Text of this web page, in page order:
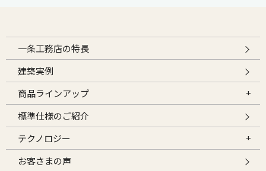
一条工務店の特長
建築実例
商品ラインアップ
標準仕様のご紹介
テクノロジー
お客さまの声